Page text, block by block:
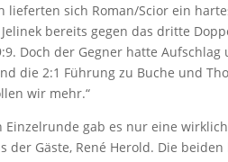
lieferten sich Roman/Scior ein
bereits gegen das dritte
Doch der Gegner hatte
die 2:1 Führung zu Buche und
wir mehr.“
Einzelrunde gab es nur eine
der Gäste, René Herold. Die